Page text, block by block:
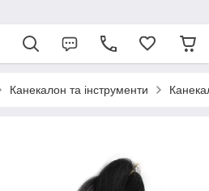
Канекалон та інструменти